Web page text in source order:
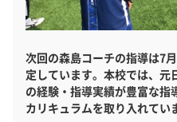
次回の森島コーチの指導は7
定しています。本校では、元
の経験・指導実績が豊富な指
カリキュラムを取り入れてい